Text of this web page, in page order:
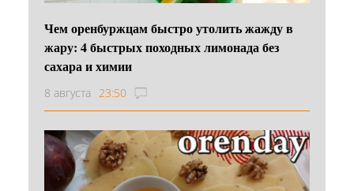
Чем оренбуржцам быстро утолить жажду в
жару: 4 быстрых походных лимонада без
сахара и химии
8 августа 23:50